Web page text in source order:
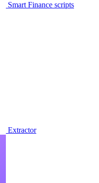
Smart Finance scripts
Extractor